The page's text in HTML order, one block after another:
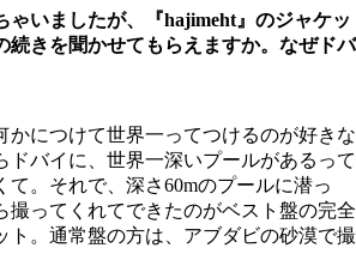
いましたが、『hajimeht』のジャケッ
続きを聞かせてもらえますか。なぜドバ
につけて世界一ってつけるのが好きな
ドバイに、世界一深いプールがあるって
て。それで、深さ60mのプールに潜っ
撮ってくれてできたのがベスト盤の完全
ト。通常盤の方は、アブダビの砂漠で撮